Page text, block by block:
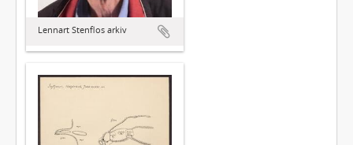
Lennart Stenflos arkiv